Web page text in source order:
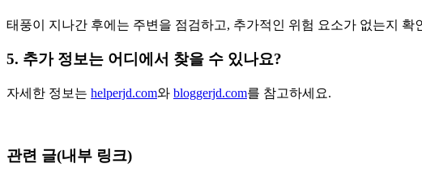
태풍이 지나간 후에는 주변을 점검하고, 추가적인 위험 요소가 없는지 확
5. 추가 정보는 어디에서 찾을 수 있나요?
자세한 정보는 helperjd.com와 bloggerjd.com를 참고하세요.
관련 글(내부 링크)